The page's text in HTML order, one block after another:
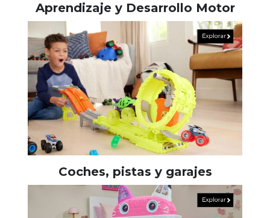
Aprendizaje y Desarrollo Motor
Coches, pistas y garajes